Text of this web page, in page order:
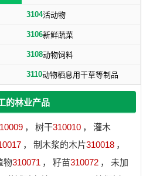
3104活动物
3106新鲜蔬菜
3108动物饲料
3110动物栖息用干草等制品
的林业产品
， 树干310010 ，
灌木
， 制木浆的木片310018 ，
物310071 ， 籽苗310072 ，
未加